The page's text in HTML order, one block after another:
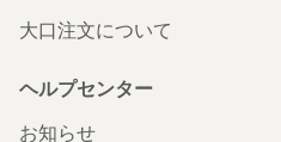
大口注文について
ヘルプセンター
お知らせ